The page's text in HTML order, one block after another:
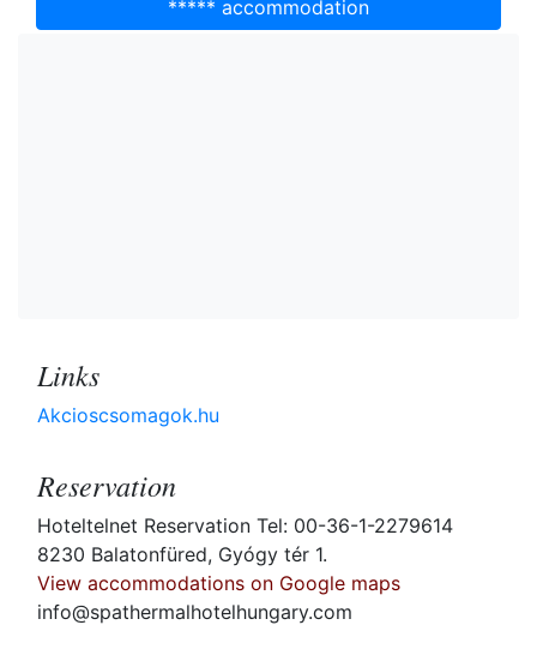
***** accommodation
Links
Akcioscsomagok.hu
Reservation
Hoteltelnet Reservation Tel: 00-36-1-2279614
8230 Balatonfüred, Gyógy tér 1.
View accommodations on Google maps
info@spathermalhotelhungary.com